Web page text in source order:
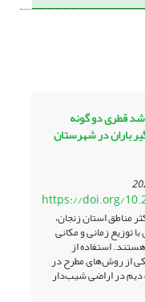
قطری دو گونه
باران در شهرستان
https://doi.org/
مناطق استان زنجان،
توزیع زمانی و مکانی
استفاده از
از روش‌های مطرح در
دیم در اراضی شیب‌دار